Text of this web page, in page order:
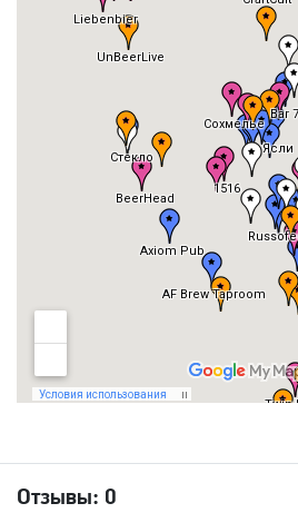
Отзывы: 0